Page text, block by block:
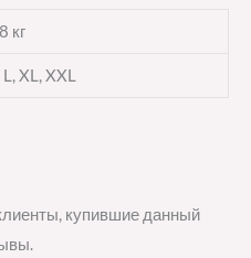
кг
L, XL, XXL
купившие данный